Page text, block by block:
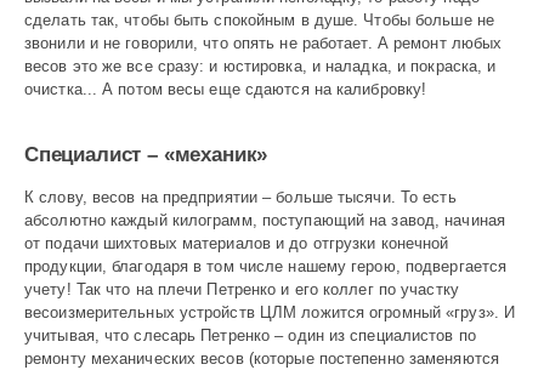
сделать так, чтобы быть спокойным в душе. Чтобы больше не
звонили и не говорили, что опять не работает. А ремонт любых
весов это же все сразу: и юстировка, и наладка, и покраска, и
очистка... А потом весы еще сдаются на калибровку!
Специалист – «механик»
К слову, весов на предприятии – больше тысячи. То есть
абсолютно каждый килограмм, поступающий на завод, начиная
от подачи шихтовых материалов и до отгрузки конечной
продукции, благодаря в том числе нашему герою, подвергается
учету! Так что на плечи Петренко и его коллег по участку
весоизмерительных устройств ЦЛМ ложится огромный «груз». И
учитывая, что слесарь Петренко – один из специалистов по
ремонту механических весов (которые постепенно заменяются